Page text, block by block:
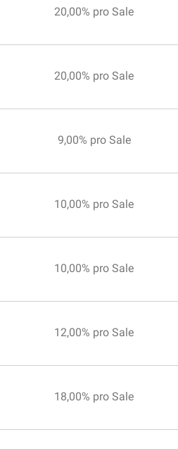
20,00% pro Sale
20,00% pro Sale
9,00% pro Sale
10,00% pro Sale
10,00% pro Sale
12,00% pro Sale
18,00% pro Sale